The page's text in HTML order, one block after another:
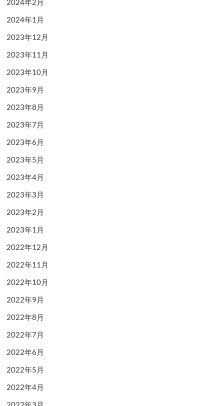
2024年2月
2024年1月
2023年12月
2023年11月
2023年10月
2023年9月
2023年8月
2023年7月
2023年6月
2023年5月
2023年4月
2023年3月
2023年2月
2023年1月
2022年12月
2022年11月
2022年10月
2022年9月
2022年8月
2022年7月
2022年6月
2022年5月
2022年4月